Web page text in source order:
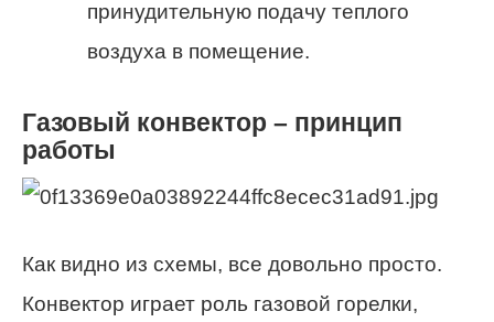
принудительную подачу теплого
воздуха в помещение.
Газовый конвектор – принцип
работы
Как видно из схемы, все довольно просто.
Конвектор играет роль газовой горелки,